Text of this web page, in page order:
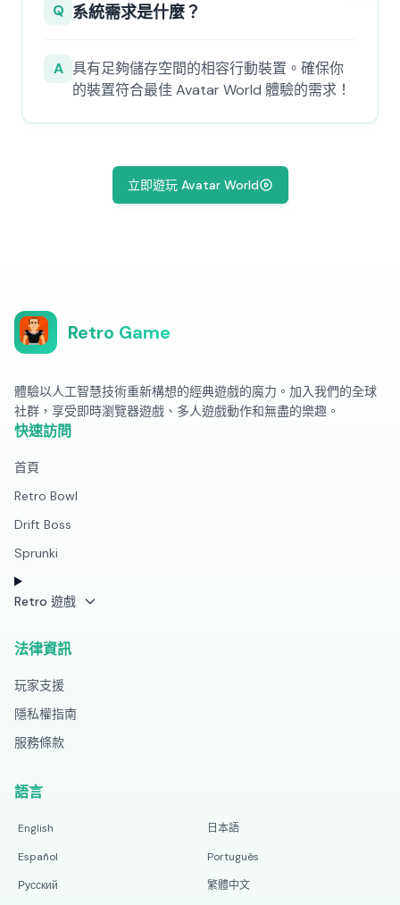
Q 系統需求是什麼？
A 具有足夠儲存空間的相容行動裝置。確保你
的裝置符合最佳 Avatar World 體驗的需求！
立即遊玩 Avatar World
Retro Game
體驗以人工智慧技術重新構想的經典遊戲的魔力。加入我們的全球
社群，享受即時瀏覽器遊戲、多人遊戲動作和無盡的樂趣。
快速訪問
首頁
Retro Bowl
Drift Boss
Sprunki
Retro 遊戲
法律資訊
玩家支援
隱私權指南
服務條款
語言
English
日本語
Español
Português
Русский
繁體中文